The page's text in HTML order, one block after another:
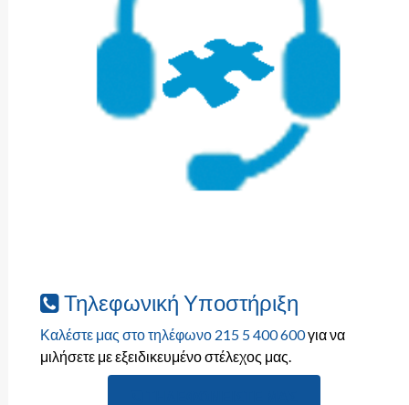
Τηλεφωνική Υποστήριξη
Καλέστε μας στο τηλέφωνο 215 5 400 600για να
μιλήσετε με εξειδικευμένο στέλεχος μας.